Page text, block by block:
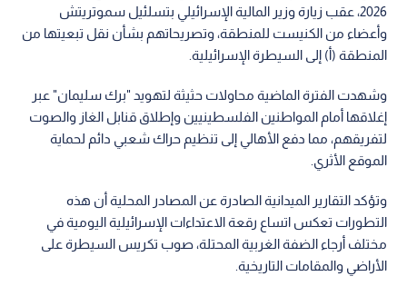
2026، عقب زيارة وزير المالية الإسرائيلي بتسلئيل سموتريتش
وأعضاء من الكنيست للمنطقة، وتصريحاتهم بشأن نقل تبعيتها من
المنطقة (أ) إلى السيطرة الإسرائيلية.
وشهدت الفترة الماضية محاولات حثيثة لتهويد "برك سليمان" عبر
إغلاقها أمام المواطنين الفلسطينيين وإطلاق قنابل الغاز والصوت
لتفريقهم، مما دفع الأهالي إلى تنظيم حراك شعبي دائم لحماية
الموقع الأثري.
وتؤكد التقارير الميدانية الصادرة عن المصادر المحلية أن هذه
التطورات تعكس اتساع رقعة الاعتداءات الإسرائيلية اليومية في
مختلف أرجاء الضفة الغربية المحتلة، صوب تكريس السيطرة على
الأراضي والمقامات التاريخية.